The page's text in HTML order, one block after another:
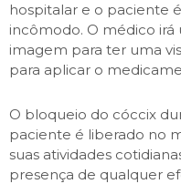
hospitalar e o paciente
incômodo. O médico
imagem para ter uma
para aplicar o
O bloqueio do cóccix
paciente é liberado no
suas atividades
presença de qualquer